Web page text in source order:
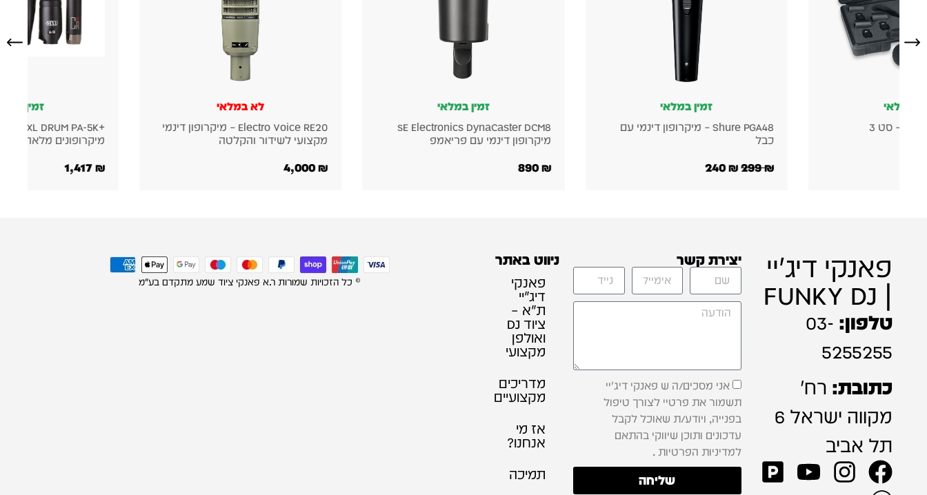
במלאי
Behringer XM1800S – סט 3
זמין במלאי
Shure PGA48 – מיקרופון דינמי עם
כבל
₪
299
₪
240
זמין במלאי
sE Electronics DynaCaster DCM8
מיקרופון דינמי עם פריאמפ
₪
890
לא במלאי
Electro Voice RE20 – מיקרופון דינמי
מקצועי לשידור והקלטה
₪
4,000
זמין
מיקרופונים מלאה
₪
1,417
פאנקי דיג'יי
| FUNKY DJ
טלפון: 03-
5255255
כתובת: רח'
מקווה ישראל 6
תל אביב
יצירת קשר
אני מסכים/ה ש פאנקי דיג'יי
תשמור את פרטיי לצורך טיפול
בפנייה, ויודע/ת שאוכל לקבל
עדכונים ותוכן שיווקי בהתאם
למדיניות הפרטיות .
שליחה
ניווט באתר
פאנקי
דיג׳יי
ת"א –
ציוד DJ
ואולפן
מקצועי
מדריכים
מקצועיים
אז מי
אנחנו?
תמיכה
© כל הזכויות שמורות ר.א פאנקי ציוד שמע מתקדם בע"מ